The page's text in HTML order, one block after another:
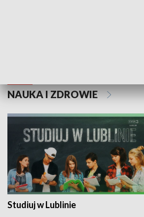
NAUKA I ZDROWIE
Studiuj w Lublinie